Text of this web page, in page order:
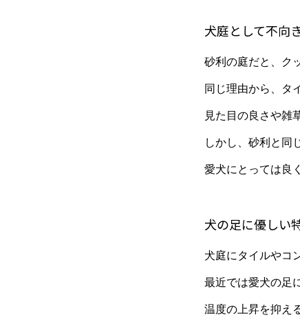
犬庭として不向
砂利の庭だと、ク
同じ理由から、タ
見た目の良さや雑
しかし、砂利と同
愛犬にとっては良
犬の足に優しい
犬庭にタイルやコ
最近では愛犬の足
温度の上昇を抑え